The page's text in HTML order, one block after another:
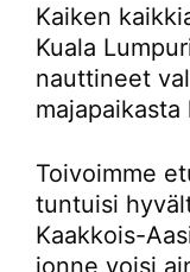
Kaiken
Kuala
nauttineet
majapaikasta
Toivoimme
tuntuisi
Kaakkois-
jonne voisi